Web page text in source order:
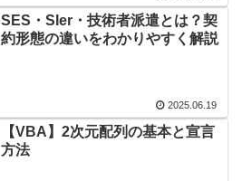
SES・SIer・技術者派遣とは？契
約形態の違いをわかりやすく解説
2025.06.19
【VBA】2次元配列の基本と宣言
方法